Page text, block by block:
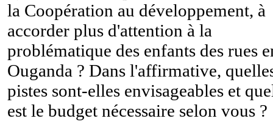
la Coopération au développement, à
accorder plus d'attention à la
problématique des enfants des rues
Ouganda ? Dans l'affirmative,
pistes sont-elles envisageables et
est le budget nécessaire selon vous ?